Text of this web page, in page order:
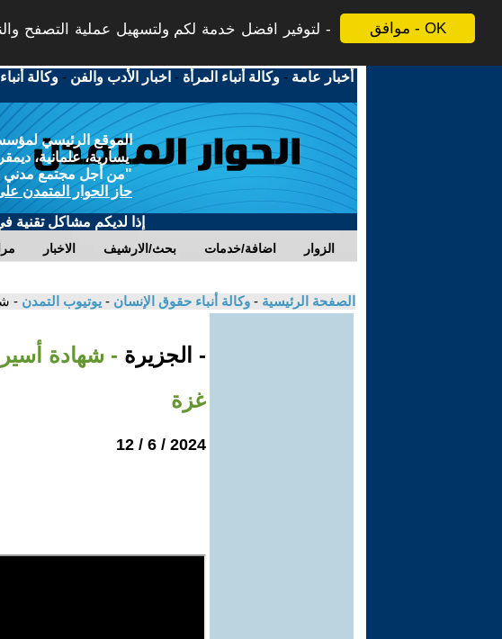
موافق - OK
لتوفير افضل خدمة لكم ولتسهيل عملية التصفح
أخبار عامة -وكالة أنباء المرأة - اخبار الأدب والفن -وكالة
الموقع الرئيسي
يسارية، علمانية،
"من أجل مجتمع مدني
حاز الحوار المتمدن
إذا لديكم مشاكل تقنية
الاخبار بحث/الارشيف اضافة/خدمات الزوار
الصفحة الرئيسية - وكالة أنباء حقوق الإنسان - يوتيوب التمدن -
- الجزيرة
غزة
2024 / 6 / 12